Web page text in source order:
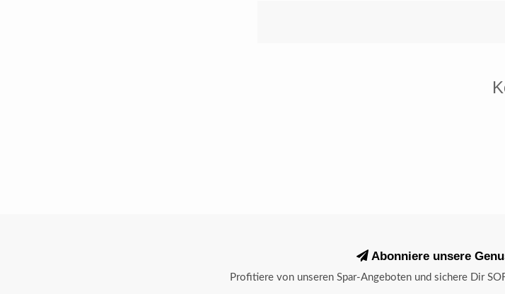
Abonniere unsere
Profitiere von unseren Spar-Angeboten und sichere Dir